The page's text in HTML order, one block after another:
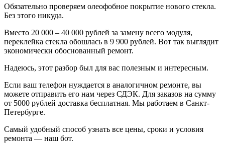
Обязательно проверяем олеофобное покрытие нового стекла.
Без этого никуда.
Вместо 20 000 – 40 000 рублей за замену всего модуля,
переклейка стекла обошлась в 9 900 рублей. Вот так выглядит
экономически обоснованный ремонт.
Надеюсь, этот разбор был для вас полезным и интересным.
Если ваш телефон нуждается в аналогичном ремонте, вы
можете отправить его нам через СДЭК. Для заказов на сумму
от 5000 рублей доставка бесплатная. Мы работаем в Санкт-
Петербурге.
Самый удобный способ узнать все цены, сроки и условия
ремонта — наш бот.